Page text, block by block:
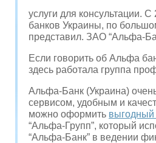
услуги для консультации.
банков Украины, по
представил. ЗАО “Альфа-
Если говорить об Альфа
здесь работала группа
Альфа-Банк (Украина)
сервисом, удобным и
можно оформить выгодный
“Альфа-Групп”, который
“Альфа-Банк” в ведении